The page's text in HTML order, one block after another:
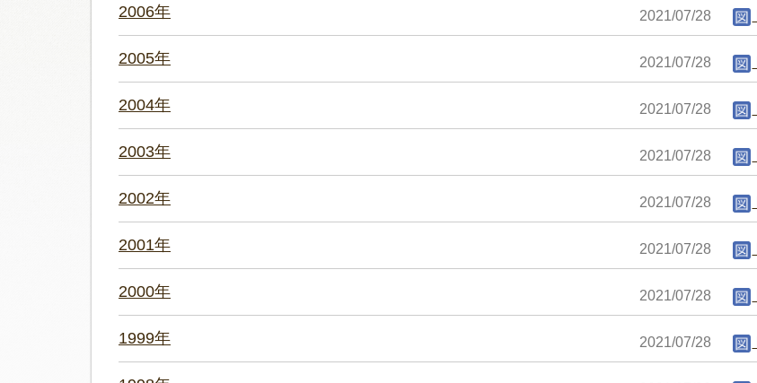
2006年 2021/07/28
2005年 2021/07/28
2004年 2021/07/28
2003年 2021/07/28
2002年 2021/07/28
2001年 2021/07/28
2000年 2021/07/28
1999年 2021/07/28